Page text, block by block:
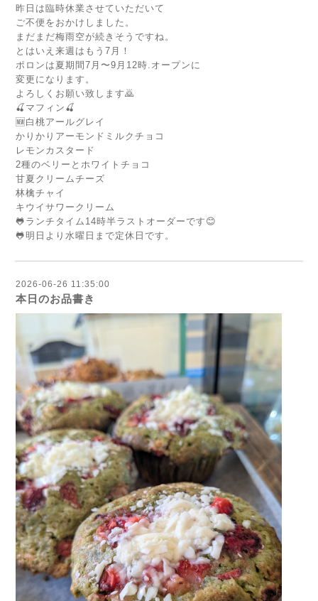
昨日は臨時休業させていただいて
ご不便をおかけしました。
まだまだ梅雨空が続きそうですね。
とはいえ来週はもう7月！
ポロンは夏期間7月〜9月12時.オープンに
変更になります。
よろしくお願い致します🙇
🍒マフィン🍒
🆕白桃アールグレイ
かりかりアーモンドミルクチョコ
レモンカスタード
2種のベリーとホワイトチョコ
甘夏クリームチーズ
林檎チャイ
キウイサワークリーム
🐸ランチタイム14時半ラストオーダーです😊
🐸明日より水曜日まで定休日です。
2026-06-26 11:35:00
本日のお品書き